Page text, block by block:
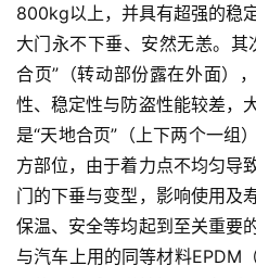
800kg以上，并具有超强的稳
大门永不下垂、安然无恙。其
合页”（转动部份露在外面）
性、稳定性与防盗性能较差，
是“天地合页”（上下两个一组
方部位，由于着力点不均匀导
门的下垂与变型，影响使用及
保温、安全等均起到至关重要
与汽车上用的同等材料EPDM